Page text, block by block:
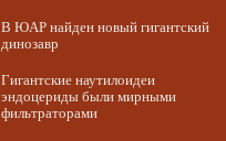
В ЮАР найден новый гигантский
динозавр
Гигантские наутилоидеи
эндоцериды были мирными
фильтраторами